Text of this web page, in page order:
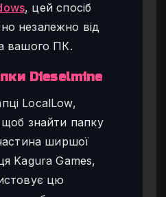
, цей спосіб
незалежно від
вашого ПК.
Dieselmine
LocalLow,
щоб знайти папку
ширшої
Kagura Games,
цю